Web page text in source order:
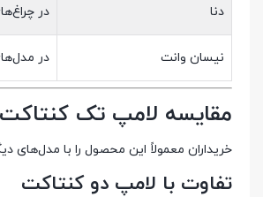
دنا در
نیسان وانت در
مقایسه لامپ تک کنتاکت
خریداران معمولاً این محصول را با مدل‌های
تفاوت با لامپ دو کنتاکت